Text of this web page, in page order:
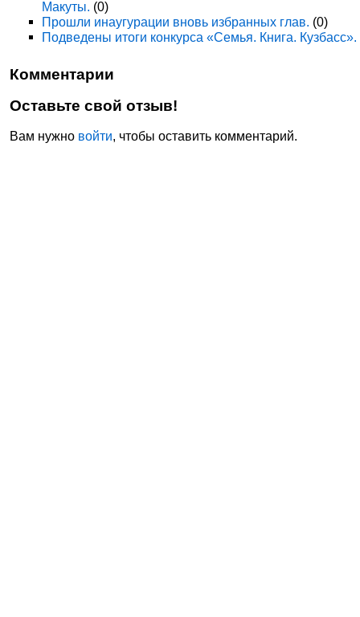
Макуты. (0)
Прошли инаугурации вновь избранных глав. (0)
Подведены итоги конкурса «Семья. Книга. Кузбасс».
Комментарии
Оставьте свой отзыв!
Вам нужно войти, чтобы оставить комментарий.